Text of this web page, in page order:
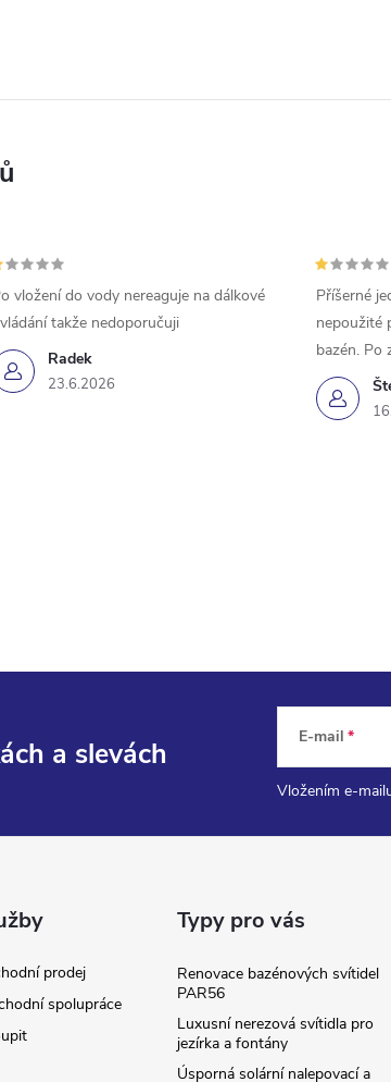
Radek
23.6.2026
vložení do vody nereaguje na dálkové
takže nedoporučuji
Příšerné
nepoužité
bazén. Po
a slevách E-mail
Vložením e-
prodej
spolupráce
Typy pro vás
Renovace bazénových svítidel
PAR56
Luxusní nerezová svítidla pro
jezírka a fontány
Úsporná solární nalepovací a